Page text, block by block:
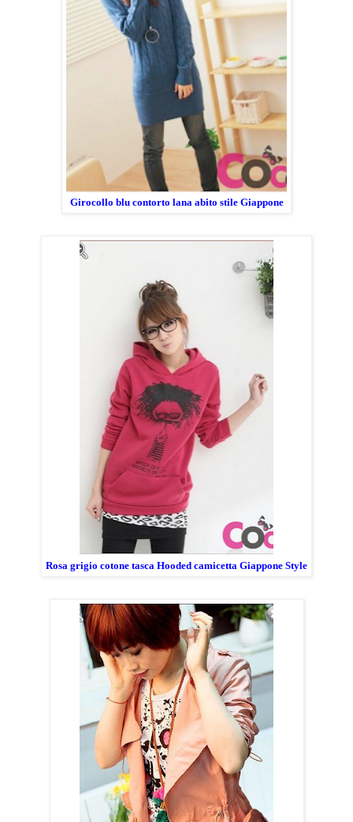
Girocollo blu contorto lana abito stile Giappone
Rosa grigio cotone tasca Hooded camicetta Giappone Style